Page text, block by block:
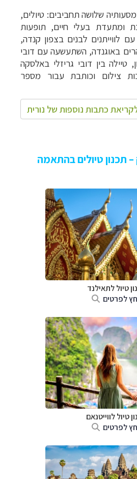
שלושה תחביבים: טיולים,
ומתעדת בעלי חיים, תופעות
לווייתנים לבנים בצפון קנדה,
באוגנדה, השתעשעה עם דובי
בין דובי גריזלי באלסקה
צילום וכותבת עבור מספר
כתבות נוספות של נורית
תכנון טיולים בהתאמה
טיול לתאילנד
לפרטים
טיול לווייטנאם
לפרטים